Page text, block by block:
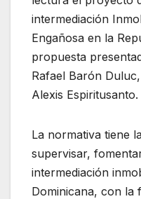
intermediación
Engañosa en la
propuesta
Rafael Barón
Alexis Espiritusanto.
La normativa tiene
supervisar,
intermediación
Dominicana, con la